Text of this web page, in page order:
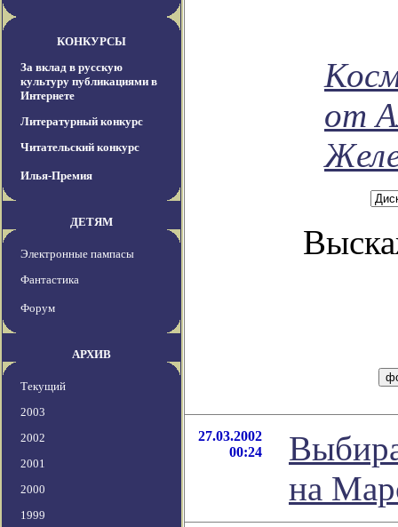
КОНКУРСЫ
За вклад в русскую
культуру публикациями в
Интернете
Литературный конкурс
Читательский конкурс
Илья-Премия
ДЕТЯМ
Электронные пампасы
Фантастика
Форум
АРХИВ
Текущий
2003
2002
2001
2000
1999
от
27.03.2002
00:24
на